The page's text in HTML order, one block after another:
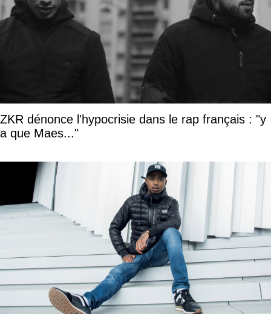
ZKR dénonce l'hypocrisie dans le rap français : "y
a que Maes..."